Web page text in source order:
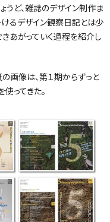
うど、雑誌のデザイン制作ま
るデザイン観察日記とは少
あがっていく過程を紹介し
像は、第１期からずっと
ってきた。